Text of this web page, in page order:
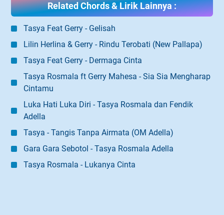
Related Chords & Lirik Lainnya :
Tasya Feat Gerry - Gelisah
Lilin Herlina & Gerry - Rindu Terobati (New Pallapa)
Tasya Feat Gerry - Dermaga Cinta
Tasya Rosmala ft Gerry Mahesa - Sia Sia Mengharap
Cintamu
Luka Hati Luka Diri - Tasya Rosmala dan Fendik
Adella
Tasya - Tangis Tanpa Airmata (OM Adella)
Gara Gara Sebotol - Tasya Rosmala Adella
Tasya Rosmala - Lukanya Cinta